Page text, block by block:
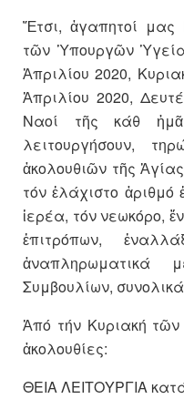
Ἔτσι, ἀγαπητοί
τῶν Ὑπουργῶν
Ἀπριλίου 2020,
Ἀπριλίου 2020,
Ναοί τῆς κάθ
λειτουργήσουν,
ἀκολουθιῶν τῆς
τόν ἐλάχιστο
ἱερέα, τόν νεωκόρο,
ἐπιτρόπων,
ἀναπληρωματικά
Συμβουλίων,
Ἀπό τήν Κυριακή
ἀκολουθίες:
ΘΕΙΑ ΛΕΙΤΟΥΡΓΙΑ